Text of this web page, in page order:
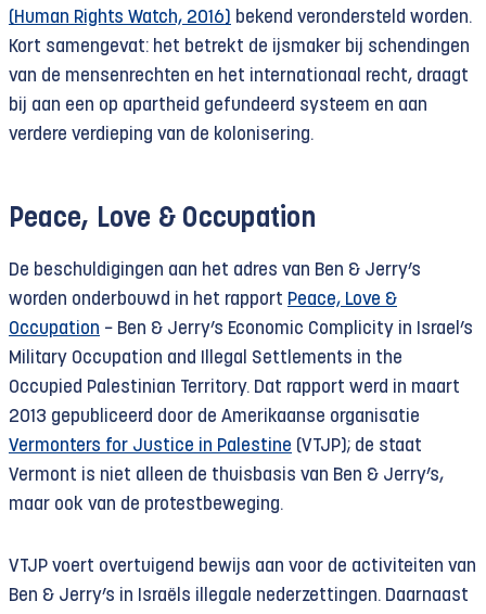
(Human Rights Watch, 2016) bekend verondersteld worden.
Kort samengevat: het betrekt de ijsmaker bij schendingen
van de mensenrechten en het internationaal recht, draagt
bij aan een op apartheid gefundeerd systeem en aan
verdere verdieping van de kolonisering.
Peace, Love & Occupation
De beschuldigingen aan het adres van Ben & Jerry’s
worden onderbouwd in het rapport Peace, Love &
Occupation − Ben & Jerry’s Economic Complicity in Israel’s
Military Occupation and Illegal Settlements in the
Occupied Palestinian Territory. Dat rapport werd in maart
2013 gepubliceerd door de Amerikaanse organisatie
Vermonters for Justice in Palestine (VTJP); de staat
Vermont is niet alleen de thuisbasis van Ben & Jerry’s,
maar ook van de protestbeweging.
VTJP voert overtuigend bewijs aan voor de activiteiten van
Ben & Jerry’s in Israëls illegale nederzettingen. Daarnaast